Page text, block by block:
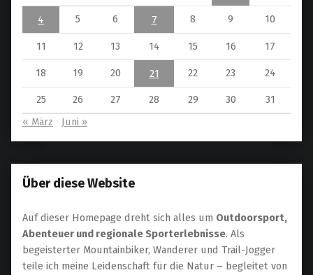
4 5 6 7 8 9 10
11 12 13 14 15 16 17
18 19 20 21 22 23 24
25 26 27 28 29 30
31
« März
Juni »
Über diese Website
Auf dieser Homepage dreht sich alles um Outdoorsport,
Abenteuer und regionale Sporterlebnisse. Als
begeisterter Mountainbiker, Wanderer und Trail-Jogger
teile ich meine Leidenschaft für die Natur – begleitet von